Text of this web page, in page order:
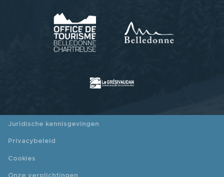
Juridische kennisgevingen
Privacybeleid
Cookies
Onze verplichtingen